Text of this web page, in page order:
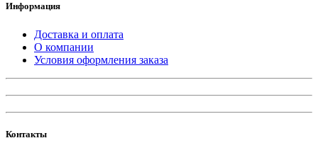
Информация
Доставка и оплата
О компании
Условия оформления заказа
Контакты